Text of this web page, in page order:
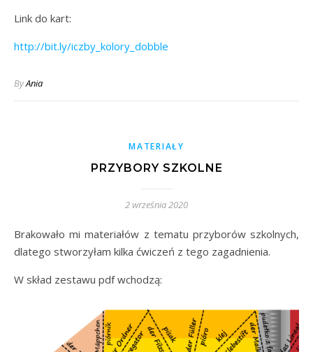
Link do kart:
http://bit.ly/iczby_kolory_dobble
ByAnia
MATERIAŁY
PRZYBORY SZKOLNE
2 września 2020
Brakowało mi materiałów z tematu przyborów szkolnych,
dlatego stworzyłam kilka ćwiczeń z tego zagadnienia.
W skład zestawu pdf wchodzą: